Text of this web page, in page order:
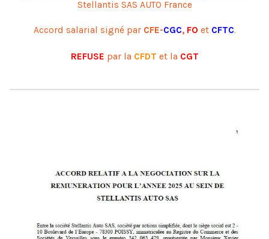
Stellantis SAS AUTO France
Accord salarial signé par CFE-CGC, FO et CFTC.
REFUSE par la CFDT et la CGT